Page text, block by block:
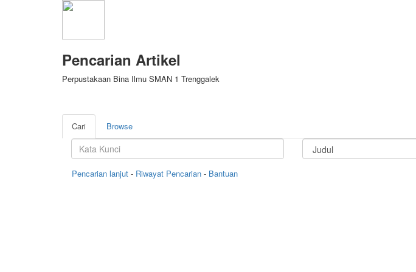
Pencarian Artikel
Perpustakaan Bina Ilmu SMAN 1 Trenggalek
Cari Browse
Pencarian lanjut - Riwayat Pencarian - Bantuan